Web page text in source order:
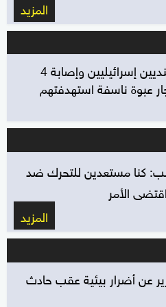
المزيد
الجيش الإسرائيلي: مقتل جنديين إسرائيليين وإصابة 4
عبوة ناسفة استهدفتهم
كنا مستعدين للتحرك ضد
الأمر
المزيد
عن أضرار بيئية عقب حادث